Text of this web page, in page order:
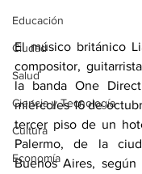
Educación
Ciudad
Salud
Ciencia y Tecnología
Cultura
Economía
El músico británico
compositor,
la banda One
miércoles 16 de
tercer piso de un
Palermo, de la
Buenos Aires,